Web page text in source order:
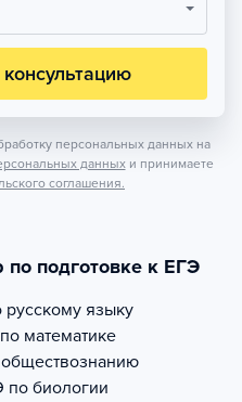
персональных данных на
данных и принимаете
соглашения.
подготовке к ЕГЭ
русскому языку
математике
по биологии